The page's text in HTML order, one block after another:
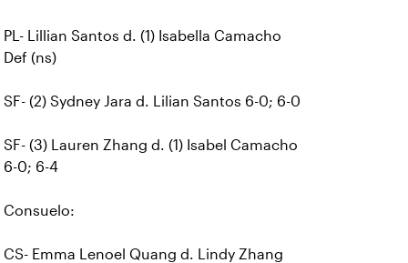
PL- Lillian Santos d. (1) Isabella Camacho
Def (ns)
SF- (2) Sydney Jara d. Lilian Santos 6-0; 6-0
SF- (3) Lauren Zhang d. (1) Isabel Camacho
6-0; 6-4
Consuelo:
CS- Emma Lenoel Quang d. Lindy Zhang